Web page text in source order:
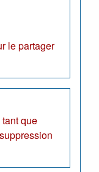
le partager
que